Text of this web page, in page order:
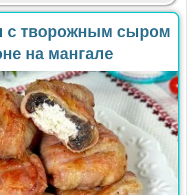
творожным сыром
на мангале